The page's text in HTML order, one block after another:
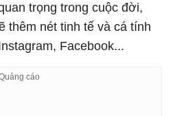
trọng trong cuộc đời,
thêm nét tinh tế và cá tính
Facebook...